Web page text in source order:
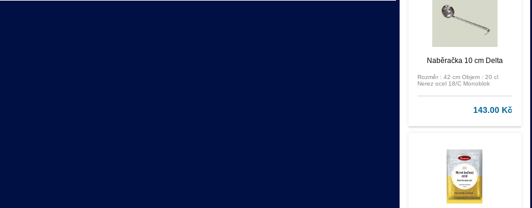
Naběračka 10 cm Delta
Rozměr : 42 cm Objem : 20 cl
Nerez ocel 18/C Monoblok
143.00 Kč